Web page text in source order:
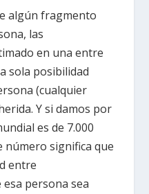
algún fragmento
las
en una entre
sola posibilidad
(cualquier
Y si damos por
es de 7.000
número significa que
entre
esa persona sea